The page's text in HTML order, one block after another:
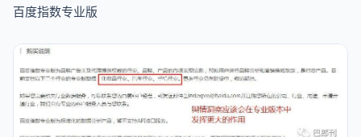
百度指数专业版